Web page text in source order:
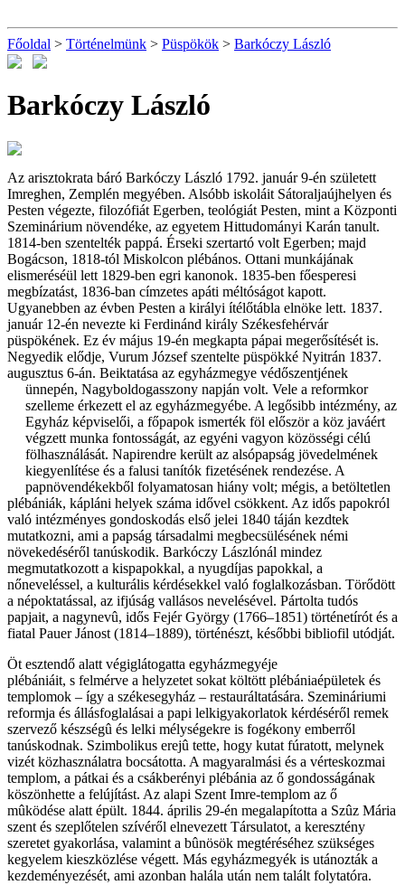
Főoldal > Történelmünk > Püspökök > Barkóczy László
Barkóczy László
Az arisztokrata báró Barkóczy László 1792. január 9-én született
Imreghen, Zemplén megyében. Alsóbb iskoláit Sátoraljaújhelyen és
Pesten végezte, filozófiát Egerben, teológiát Pesten, mint a Központi
Szeminárium növendéke, az egyetem Hittudományi Karán tanult.
1814-ben szentelték pappá. Érseki szertartó volt Egerben; majd
Bogácson, 1818-tól Miskolcon plébános. Ottani munkájának
elismeréséül lett 1829-ben egri kanonok. 1835-ben főesperesi
megbízatást, 1836-ban címzetes apáti méltóságot kapott.
Ugyanebben az évben Pesten a királyi ítélőtábla elnöke lett. 1837.
január 12-én nevezte ki Ferdinánd király Székesfehérvár
püspökének. Ez év május 19-én megkapta pápai megerősítését is.
Negyedik elődje, Vurum József szentelte püspökké Nyitrán 1837.
augusztus 6-án. Beiktatása az egyházmegye védőszentjének
ünnepén, Nagyboldogasszony napján volt. Vele a reformkor
szelleme érkezett el az egyházmegyébe. A legősibb intézmény, az
Egyház képviselői, a főpapok ismerték föl először a köz javáért
végzett munka fontosságát, az egyéni vagyon közösségi célú
fölhasználását. Napirendre került az alsópapság jövedelmének
kiegyenlítése és a falusi tanítók fizetésének rendezése. A
papnövendékekből folyamatosan hiány volt; mégis, a betöltetlen
plébániák, kápláni helyek száma idővel csökkent. Az idős papokról
való intézményes gondoskodás első jelei 1840 táján kezdtek
mutatkozni, ami a papság társadalmi megbecsülésének némi
növekedéséről tanúskodik. Barkóczy Lászlónál mindez
megmutatkozott a kispapokkal, a nyugdíjas papokkal, a
nőneveléssel, a kulturális kérdésekkel való foglalkozásban. Törődött
a népoktatással, az ifjúság vallásos nevelésével. Pártolta tudós
papjait, a nagynevû, idős Fejér György (1766–1851) történetírót és a
fiatal Pauer Jánost (1814–1889), történészt, későbbi bibliofil utódját.
Öt esztendő alatt végiglátogatta egyházmegyéje
plébániáit, s felmérve a helyzetet sokat költött plébániaépületek és
templomok – így a székesegyház – restauráltatására. Szemináriumi
reformja és állásfoglalásai a papi lelkigyakorlatok kérdéséről remek
szervező készségû és lelki mélységekre is fogékony emberről
tanúskodnak. Szimbolikus erejû tette, hogy kutat fúratott, melynek
vizét közhasználatra bocsátotta. A magyaralmási és a vérteskozmai
templom, a pátkai és a csákberényi plébánia az ő gondosságának
köszönhette a felújítást. Az alapi Szent Imre-templom az ő
mûködése alatt épült. 1844. április 29-én megalapította a Szûz Mária
szent és szeplőtelen szívéről elnevezett Társulatot, a keresztény
szeretet gyakorlása, valamint a bûnösök megtéréséhez szükséges
kegyelem kieszközlése végett. Más egyházmegyék is utánozták a
kezdeményezését, ami azonban halála után nem talált folytatóra.